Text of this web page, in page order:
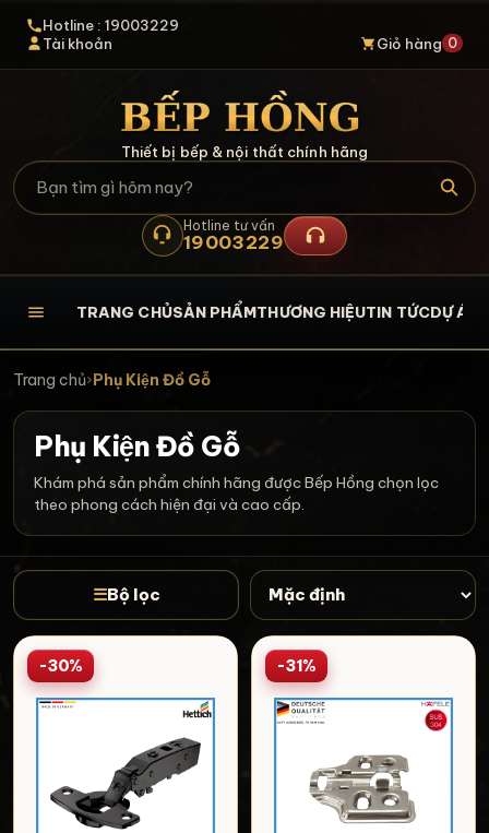
Hotline : 19003229
Tài khoản
Giỏ hàng 0
Thiết bị bếp & nội thất chính hãng
Hotline tư vấn
19003229
TRANG CHỦSẢN PHẨMTHƯƠNG HIỆUTIN TỨCDỰ ÁN
Trang chủ›Phụ Kiện Đồ Gỗ
Phụ Kiện Đồ Gỗ
Khám phá sản phẩm chính hãng được Bếp Hồng chọn lọc
theo phong cách hiện đại và cao cấp.
☰Bộ lọc
-30% -31%